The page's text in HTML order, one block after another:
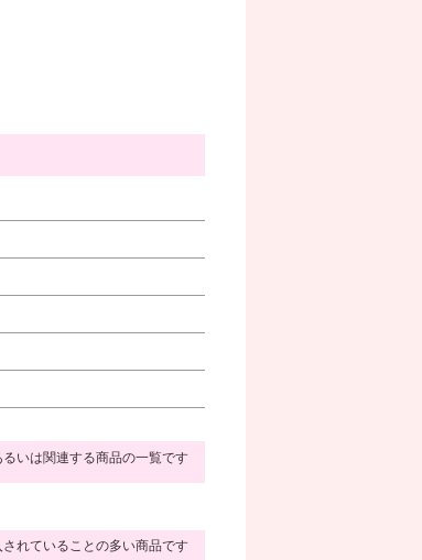
いは関連する商品の一覧です
れていることの多い商品です